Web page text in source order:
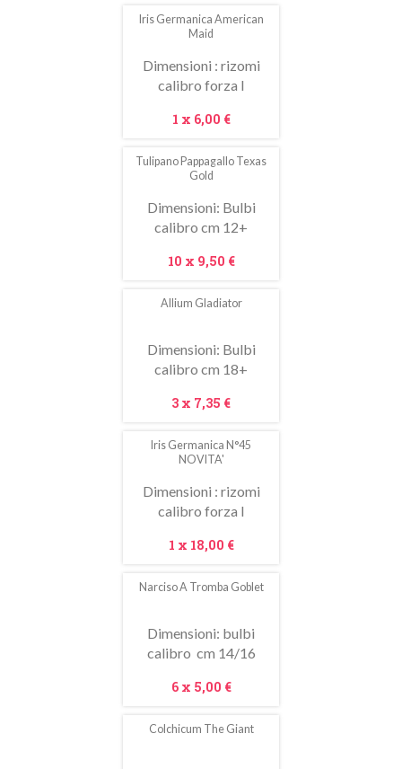
Iris Germanica American
Maid
Dimensioni : rizomi
calibro forza I
Prezzo
1 x 6,00 €
Tulipano Pappagallo Texas
Gold
Dimensioni: Bulbi
calibro cm 12+
Prezzo
10 x 9,50 €
Allium Gladiator
Dimensioni: Bulbi
calibro cm 18+
Prezzo
3 x 7,35 €
Iris Germanica N°45
NOVITA'
Dimensioni : rizomi
calibro forza I
Prezzo
1 x 18,00 €
Narciso A Tromba Goblet
Dimensioni: bulbi
calibro cm 14/16
Prezzo
6 x 5,00 €
Colchicum The Giant